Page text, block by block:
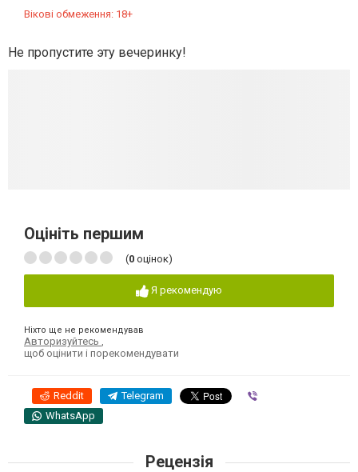
Вікові обмеження: 18+
Не пропустите эту вечеринку!
Оцініть першим
(0 оцінок)
Я рекомендую
Ніхто ще не рекомендував
Авторизуйтесь
щоб оцінити і порекомендувати
Reddit Telegram
WhatsApp
Рецензія